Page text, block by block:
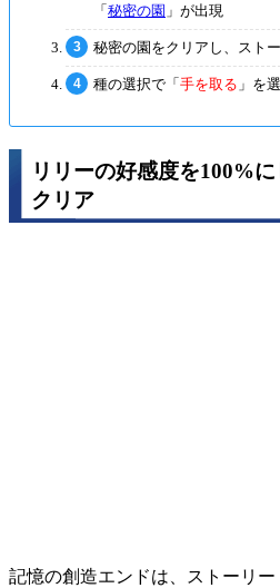
「 秘密の園 」が出現
秘密の園をクリアし、スト
種の選択で「 手を取る 」を
リリーの好感度を100%
クリア
記憶の創造エンドは、ストーリー